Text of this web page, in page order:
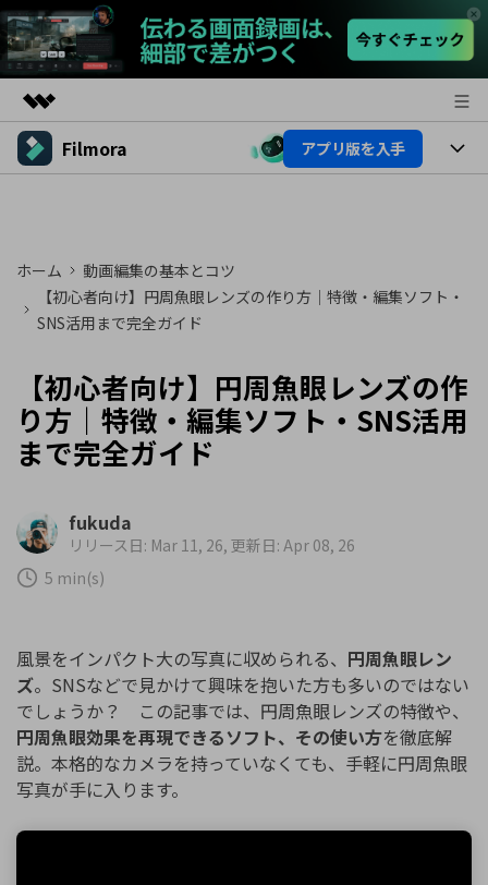
製品
ソリューション
プラン＆価格
Filmora アプリ版を入手
製品機能
AI機能
AI機能
活用法
ビデオソリューション
動画編集関連知識
動画編集のコツ
サポート
カスタマーサポート
ブランド紹介
検索
ホーム
動画編集の基本とコツ
【初心者向け】円周魚眼レンズの作り方｜特徴・編集ソフト・
SNS活用まで完全ガイド
【初心者向け】円周魚眼レンズの作
り方｜特徴・編集ソフト・SNS活用
まで完全ガイド
fukuda
リリース日: Mar 11, 26, 更新日: Apr 08, 26
5 min(s)
風景をインパクト大の写真に収められる、 円周魚眼レン
ズ。SNSなどで見かけて興味を抱いた方も多いのではない
でしょうか？ この記事では、円周魚眼レンズの特徴や、
円周魚眼効果を再現できるソフト、その使い方を徹底解
説。本格的なカメラを持っていなくても、手軽に円周魚眼
写真が手に入ります。